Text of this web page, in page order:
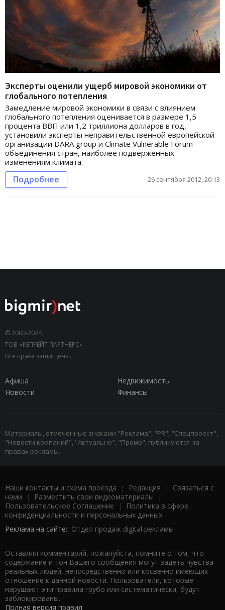
Эксперты оценили ущерб мировой экономики от
глобального потепления
Замедление мировой экономики в связи с влиянием
глобального потепления оценивается в размере 1,5
процента ВВП или 1,2 триллиона долларов в год,
установили эксперты неправительственной европейской
организации DARA group и Climate Vulnerable Forum -
объединения стран, наиболее подверженных
изменениям климата.
Подробнее 26 сентября 2012, 20:13
© 2000-2024,
ТОВ «КЕПРЕЙТ ПАРТНЕРС».
Все права защищены.
Афиша
Недвижимость
Новости
Финансы
Материалы, отмеченные знаками "Реклама", "PR", "Спецпроект",
"Новости компаний", "Актуально", "Промо", публикуются на
правах рекламы.
Наши контакты и схема проезда | Редакция | Связаться с
нами | Разместить свои видеоматериалы |
Пользовательское Соглашение |
Политика в сфере
конфиденциальности и персональных данных
Реклама на сайте: Отдел продаж digital рекламы
Оставляя комментарий, пожалуйста, помните о том, что
содержание и тон Вашего сообщения могут задеть чувства
реальных людей, непосредственно или косвенно имеющих
отношение к данной новости. Пользователи, которые
нарушают эти правила грубо или систематически, будут
заблокированы.
Полная версия правил